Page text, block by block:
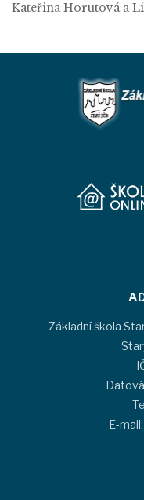
Kateřina Horutová a
Základní škola
E-